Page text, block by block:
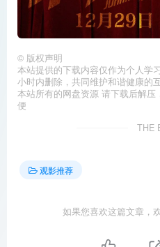
© 版权声明
本站提供的下载内容仅作为个人学
小时内删除，共同维护和谐健康的
本站所有的网盘资源 请下载后解
便
THE
观影推荐
如果您喜欢这篇文章，